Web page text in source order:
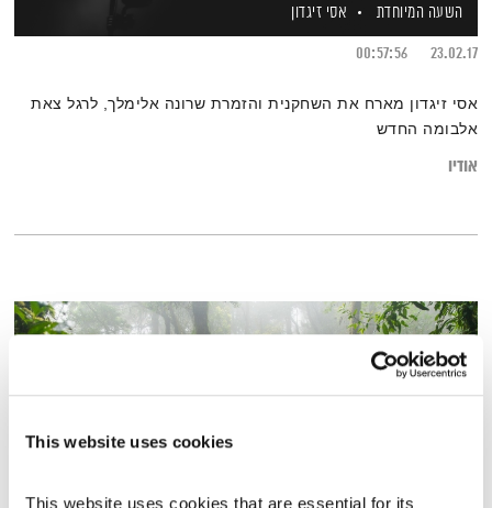
This website uses cookies
This website uses cookies that are essential for its
השעה המיוחדת
אסי זיגדון
23.02.17
00:57:56
אסי זיגדון מארח את השחקנית והזמרת שרונה אלימלך, לרגל צאת
אלבומה החדש
אודיו